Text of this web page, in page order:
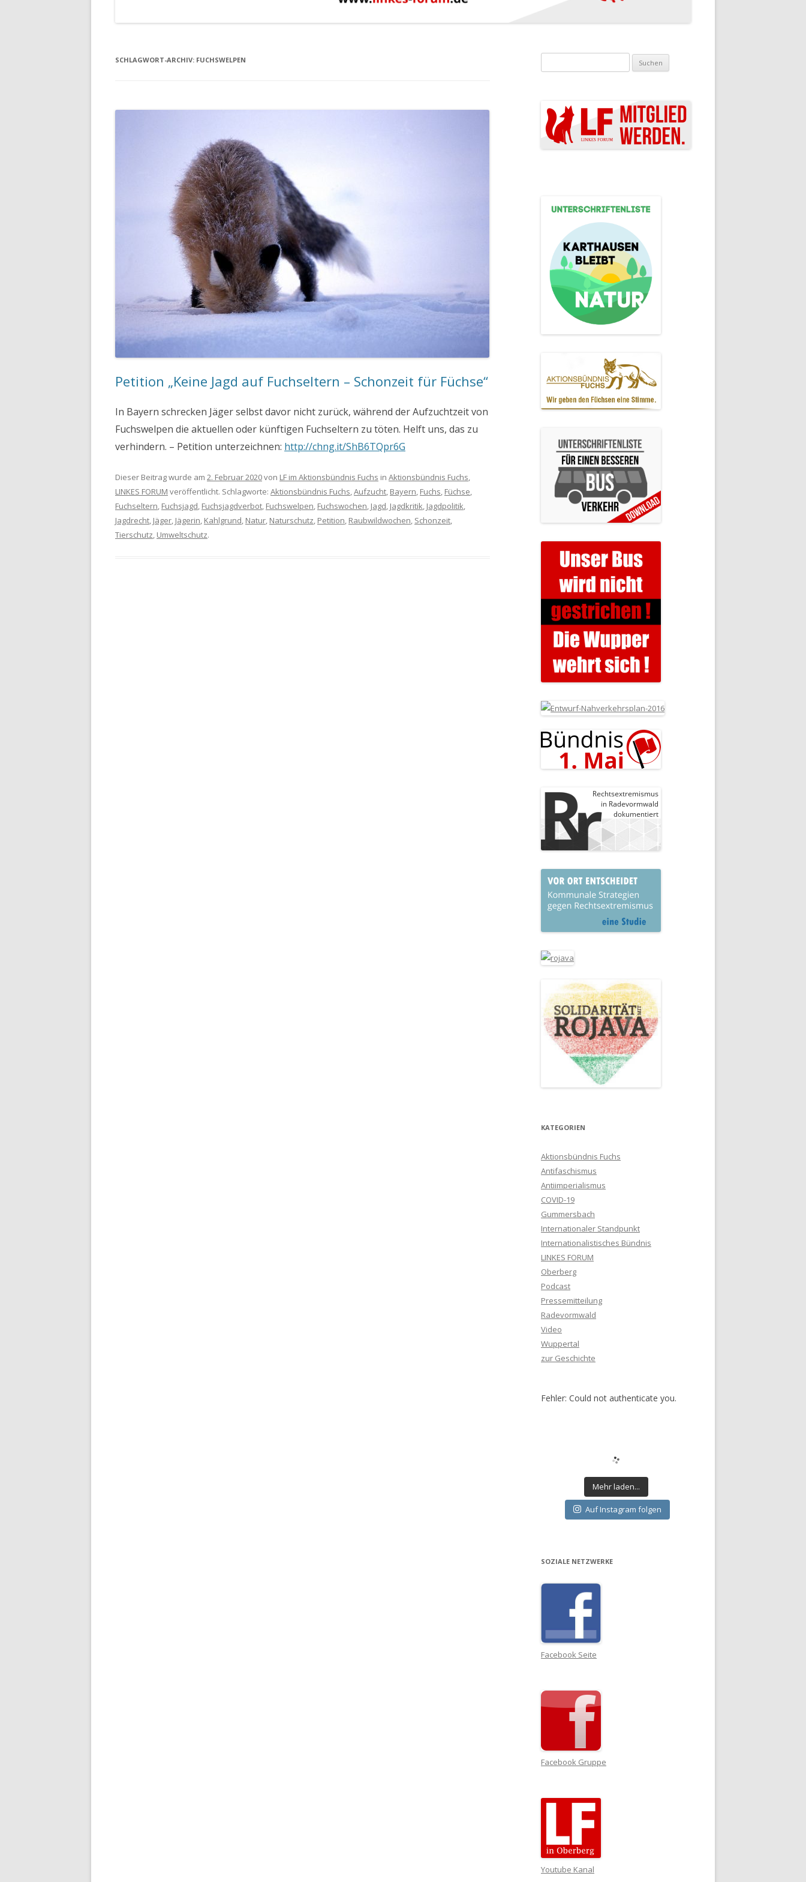
SCHLAGWORT-ARCHIV: FUCHSWELPEN
Petition „Keine Jagd auf Fuchseltern – Schonzeit für Füchse“
In Bayern schrecken Jäger selbst davor nicht zurück, während der Aufzuchtzeit von
Fuchswelpen die aktuellen oder künftigen Fuchseltern zu töten. Helft uns, das zu
verhindern. – Petition unterzeichnen: http://chng.it/ShB6TQpr6G
Dieser Beitrag wurde am 2. Februar 2020von LF im Aktionsbündnis Fuchs in Aktionsbündnis Fuchs,
LINKES FORUM veröffentlicht. Schlagworte: Aktionsbündnis Fuchs,Aufzucht, Bayern, Fuchs, Füchse,
Fuchseltern, Fuchsjagd, Fuchsjagdverbot, Fuchswelpen, Fuchswochen, Jagd, Jagdkritik, Jagdpolitik,
Jagdrecht, Jäger, Jägerin, Kahlgrund, Natur, Naturschutz, Petition, Raubwildwochen, Schonzeit,
Tierschutz, Umweltschutz.
KATEGORIEN
Aktionsbündnis Fuchs
Antifaschismus
Antiimperialismus
COVID-19
Gummersbach
Internationaler Standpunkt
Internationalistisches Bündnis
LINKES FORUM
Oberberg
Podcast
Pressemitteilung
Radevormwald
Video
Wuppertal
zur Geschichte
Fehler: Could not authenticate you.
Mehr laden...
Auf Instagram folgen
SOZIALE NETZWERKE
Facebook Seite
Facebook Gruppe
Youtube Kanal